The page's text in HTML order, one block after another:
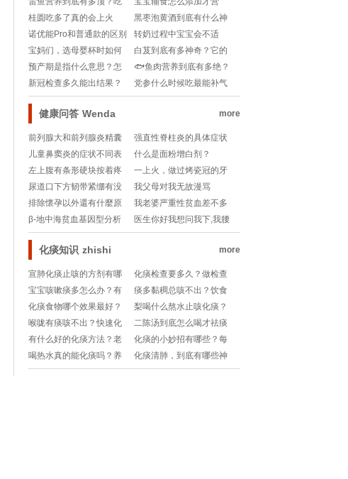
它真能补脑又养颜吗？揭
秘来了！
养？运动计划怎么做更科
学？
桂圆吃多了真的会上火
吗？养生党必看隐藏副作
用！
黑枣泡黄酒到底有什么神
奇功效？养生党必看！
诺优能Pro和普通款的区别
在哪？新手爸妈必看！
转奶过程中宝宝会不适
吗？有哪些常见反应？新
手爸妈必看！
宝妈们，选母婴杯时如何
避免异味困扰？
白芨到底有多神奇？它的
功效与作用你知道多少？
预产期是指什么意思？怎
么计算最准确？
🐟鱼肉营养到底有多绝？
吃对真的能变美变健康
吗？
新冠检查多久能出结果？
核酸检测和抗原检测区别
在哪？
党参什么时候吃最能补气
血？早晨还是晚上？
健康问答 Wenda more
前列腺大和前列腺炎精囊
炎1,目前最好的治疗方法是
什么
强直性脊柱炎的具体症状
是什么？
儿童鼻窦炎的症状不同表
现有哪些？
什么是面粉增白剂？
左上腹有条形硬块按着疼
痛
一上火，做过烤瓷冠的牙
根就鼓包，发炎，有
尿道口下方韧带紧绷有没
有影响
我父母对我无故漫骂
排除懷孕以外還有什麼原
因會造成想吐....
我老婆严重性贫血差不多
有一个月了目前吃的
β-地中海贫血基因型分析
医生你好我想问我下,我腰
下面..
化痰知识 zhishi more
宣肺化痰止咳的方剂有哪
些？日常生活中如何通过
饮食调理咳嗽问题？
化痰检查要多久？做检查
前要注意什么小细节？
宝宝咳嗽痰多怎么办？有
没有简单又健康的食谱推
荐？
痰多黏稠总咳不出？饮食
化痰有妙招吗？吃对食物
轻松呼吸！
化痰食物哪个效果最好？
吃对了才能轻松呼吸！
梨喝什么熬水止咳化痰？
有没有简单又有效的润肺
小妙招？
喉咙有痰咳不出？快速化
痰小妙招有哪些？自救指
南来了！
二陈汤到底怎么喝才祛痰
化湿？配方比例你真的懂
吗？
有什么好的化痰方法？老
是感觉喉咙有痰好难受！
化痰的小妙招有哪些？每
天坚持这些方法，喉咙清
爽一整天！
喝热水真的能化痰吗？养
生达人都在推荐的祛痰小
化痰清肺，到底有哪些神
奇的好处？